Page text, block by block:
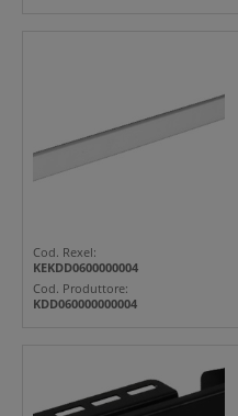
Cod. Rexel:
KEKDD0600000004
Cod. Produttore:
KDD060000000004